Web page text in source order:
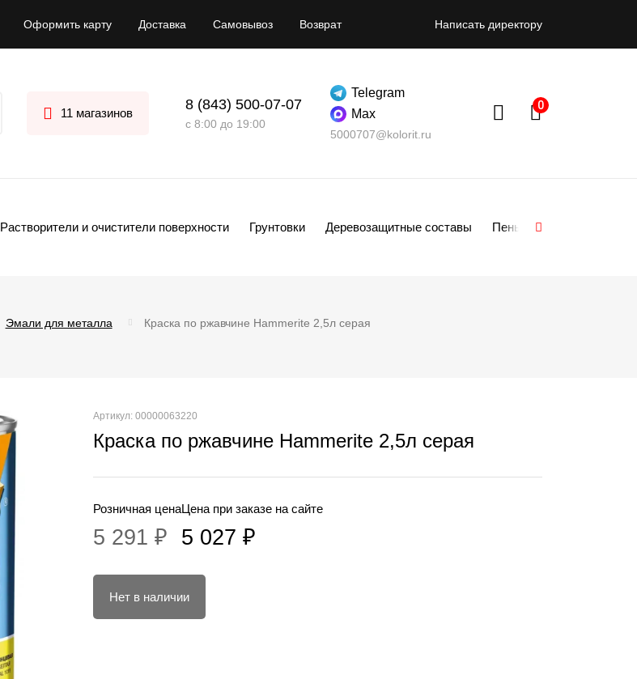
Оформить карту Доставка Самовывоз Возврат Написать директору
11 магазинов
8 (843) 500-07-07
с 8:00 до 19:00
Telegram
Max
5000707@kolorit.ru
Растворители и очистители поверхности Грунтовки Деревозащитные составы Пены
Эмали для металла Краска по ржавчине Hammerite 2,5л серая
Артикул: 00000063220
Краска по ржавчине Hammerite 2,5л серая
Розничная цена
5 291 ₽
Цена при заказе на сайте
5 027 ₽
Нет в наличии